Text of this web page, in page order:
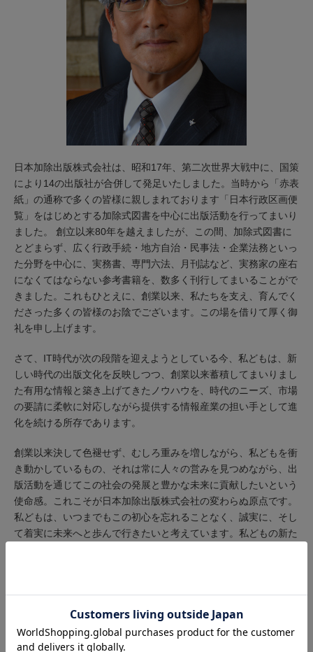
日本加除出版株式会社は、昭和17年、第二次世界大戦中に、国策
により14の出版社が合併して発足いたしました。当時から「赤表
紙」の通称で多くの皆様に親しまれております「日本行政区画便
覧」をはじめとする加除式図書を中心に出版活動を行ってまいり
ました。 創立以来80年を越えましたが、この間、加除式図書に
とどまらず、広く行政手続・地方自治・民事法・企業法務といっ
た分野を中心に、実務書、専門六法、月刊誌など、実務家の座右
になくてはならない参考書籍を、数多く刊行してまいることがで
きました。これもひとえに、創業以来、私たちを支え、育んでく
ださった多くの皆様のお陰でございます。この場を借りて厚く御
礼を申し上げます。
さて、IT時代が次の段階を迎えようとしている今、私どもは、新
しい時代の出版文化を反映しつつ、創業以来蓄積してまいりまし
た有用な情報と築き上げてきたノウハウを、時代のニーズ、市場
の要請に柔軟に対応しながら提供する情報産業の担い手として進
化を続ける所存であります。
創業以来決して色褪せず、むしろ重みを増しながら、私どもを衝
き動かしているもの、それは常に人々の営みを見つめながら、出
版活動を通じてこの社会の発展と豊かな未来に貢献したいという
使命感。これこそが日本加除出版株式会社の変わらぬ原点です。
私どもは、いつまでもこの初心を忘れることなく、誠実に、そし
て着実に未来へと歩んで行きたいと考えています。私どもの新た
日本加除出版株式会社
代表取締役社長